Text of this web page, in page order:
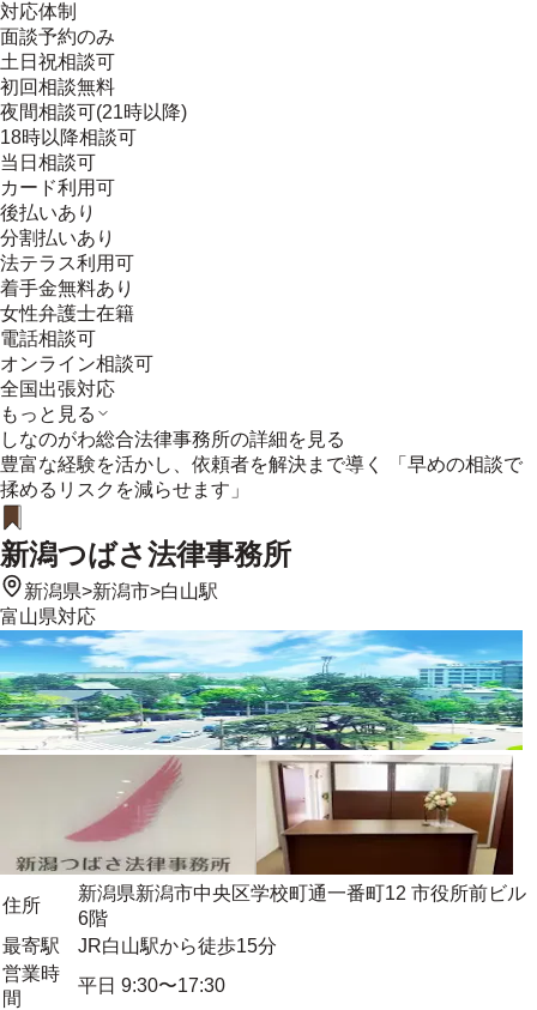
対応体制
面談予約のみ
土日祝相談可
初回相談無料
夜間相談可(21時以降)
18時以降相談可
当日相談可
カード利用可
後払いあり
分割払いあり
法テラス利用可
着手金無料あり
女性弁護士在籍
電話相談可
オンライン相談可
全国出張対応
もっと見る
しなのがわ総合法律事務所の詳細を見る
豊富な経験を活かし、依頼者を解決まで導く 「早めの相談で
揉めるリスクを減らせます」
新潟つばさ法律事務所
新潟県>新潟市>白山駅
富山県対応
住所
新潟県新潟市中央区学校町通一番町12 市役所前ビル
6階
最寄駅
JR白山駅から徒歩15分
営業時
間
平日 9:30〜17:30